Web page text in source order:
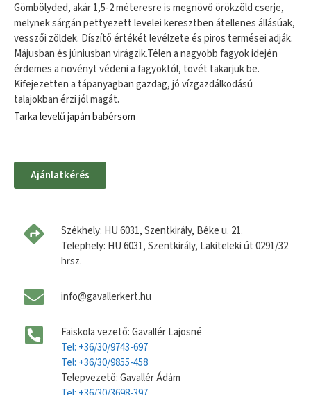
Gömbölyded, akár 1,5-2 méteresre is megnövő örökzöld cserje,
melynek sárgán pettyezett levelei keresztben átellenes állásúak,
vesszői zöldek. Díszítő értékét levélzete és piros termései adják.
Májusban és júniusban virágzik.Télen a nagyobb fagyok idején
érdemes a növényt védeni a fagyoktól, tövét takarjuk be.
Kifejezetten a tápanyagban gazdag, jó vízgazdálkodású
talajokban érzi jól magát.
Tarka levelű japán babérsom
Ajánlatkérés
Székhely: HU 6031, Szentkirály, Béke u. 21.
Telephely: HU 6031, Szentkirály, Lakiteleki út 0291/32
hrsz.
info@gavallerkert.hu
Faiskola vezető: Gavallér Lajosné
Tel: +36/30/9743-697
Tel: +36/30/9855-458
Telepvezető: Gavallér Ádám